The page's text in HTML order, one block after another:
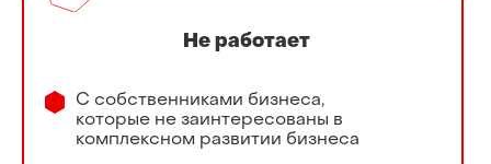
Не работает
С собственниками бизнеса,
которые не заинтересованы в
комплексном развитии бизнеса